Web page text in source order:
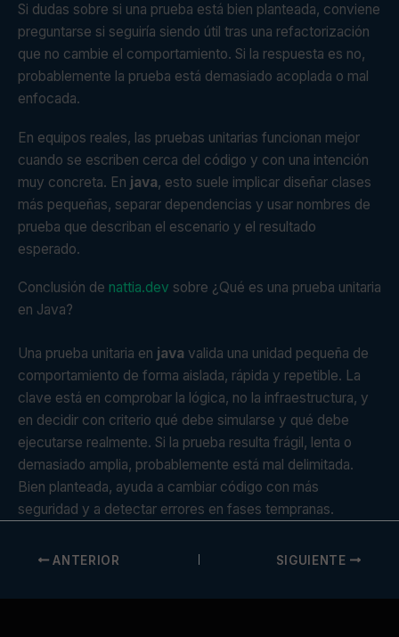
Si dudas sobre si una prueba está bien planteada, conviene
preguntarse si seguiría siendo útil tras una refactorización
que no cambie el comportamiento. Si la respuesta es no,
probablemente la prueba está demasiado acoplada o mal
enfocada.
En equipos reales, las pruebas unitarias funcionan mejor
cuando se escriben cerca del código y con una intención
muy concreta. En java, esto suele implicar diseñar clases
más pequeñas, separar dependencias y usar nombres de
prueba que describan el escenario y el resultado
esperado.
Conclusión de nattia.dev sobre ¿Qué es una prueba unitaria
en Java?
Una prueba unitaria en java valida una unidad pequeña de
comportamiento de forma aislada, rápida y repetible. La
clave está en comprobar la lógica, no la infraestructura, y
en decidir con criterio qué debe simularse y qué debe
ejecutarse realmente. Si la prueba resulta frágil, lenta o
demasiado amplia, probablemente está mal delimitada.
Bien planteada, ayuda a cambiar código con más
seguridad y a detectar errores en fases tempranas.
ANTERIOR SIGUIENTE